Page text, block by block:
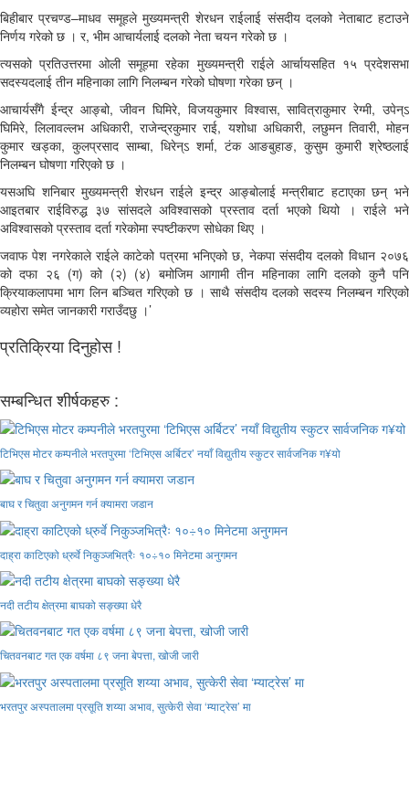
बिहीबार प्रचण्ड–माधव समूहले मुख्यमन्त्री शेरधन राईलाई संसदीय दलको नेताबाट हटाउने
निर्णय गरेको छ । र, भीम आचार्यलाई दलको नेता चयन गरेको छ ।
त्यसको प्रतिउत्तरमा ओली समूहमा रहेका मुख्यमन्त्री राईले आर्चायसहित १५ प्रदेशसभा
सदस्यदलाई तीन महिनाका लागि निलम्बन गरेको घोषणा गरेका छन् ।
आचार्यसँगै ईन्द्र आङ्बो, जीवन घिमिरे, विजयकुमार विश्वास, सावित्राकुमार रेग्मी, उपेन्ऽ
घिमिरे, लिलावल्लभ अधिकारी, राजेन्द्रकुमार राई, यशोधा अधिकारी, लछुमन तिवारी, मोहन
कुमार खड्का, कुलप्रसाद साम्बा, धिरेन्ऽ शर्मा, टंक आङबुहाङ, कुसुम कुमारी श्रेष्ठलाई
निलम्बन घोषणा गरिएको छ ।
यसअघि शनिबार मुख्यमन्त्री शेरधन राईले इन्द्र आङ्बोलाई मन्त्रीबाट हटाएका छन् भने
आइतबार राईविरुद्ध ३७ सांसदले अविश्वासको प्रस्ताव दर्ता भएको थियो । राईले भने
अविश्वासको प्रस्ताव दर्ता गरेकोमा स्पष्टीकरण सोधेका थिए ।
जवाफ पेश नगरेकाले राईले काटेको पत्रमा भनिएको छ, नेकपा संसदीय दलको विधान २०७६
को दफा २६ (ग) को (२) (४) बमोजिम आगामी तीन महिनाका लागि दलको कुनै पनि
क्रियाकलापमा भाग लिन बञ्चित गरिएको छ । साथै संसदीय दलको सदस्य निलम्बन गरिएको
व्यहोरा समेत जानकारी गराउँदछु ।’
प्रतिक्रिया दिनुहोस !
सम्बन्धित शीर्षकहरु :
टिभिएस मोटर कम्पनीले भरतपुरमा ‘टिभिएस अर्बिटर’ नयाँ विद्युतीय स्कुटर सार्वजनिक ग¥यो
बाघ र चितुवा अनुगमन गर्न क्यामरा जडान
दाह्रा काटिएको ध्रुर्वे निकुञ्जभित्रैः १०÷१० मिनेटमा अनुगमन
नदी तटीय क्षेत्रमा बाघको सङ्ख्या धेरै
चितवनबाट गत एक वर्षमा ८९ जना बेपत्ता, खोजी जारी
भरतपुर अस्पतालमा प्रसूति शय्या अभाव, सुत्केरी सेवा ‘म्याट्रेस’ मा